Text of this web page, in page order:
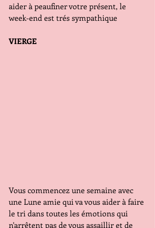
aider à peaufiner votre présent, le
week-end est trés sympathique
VIERGE
Vous commencez une semaine avec
une Lune amie qui va vous aider à faire
le tri dans toutes les émotions qui
n'arrêtent pas de vous assaillir et de